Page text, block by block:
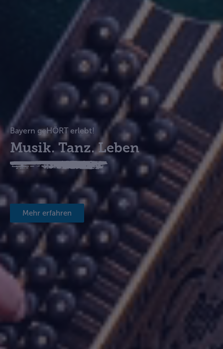
Bayern geHÖRT erlebt!
Musik. Tanz. Leben
Mehr erfahren